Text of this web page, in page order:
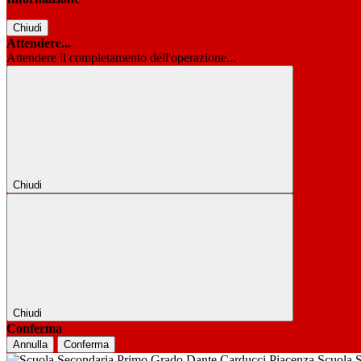
Chiudi
Attendere...
Attendere il completamento dell'operazione...
Chiudi
Chiudi
Conferma
Annulla Conferma